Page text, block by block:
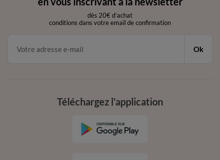
dès 20€ d’achat
conditions dans votre email de confirmation
Ok
Téléchargez l’application